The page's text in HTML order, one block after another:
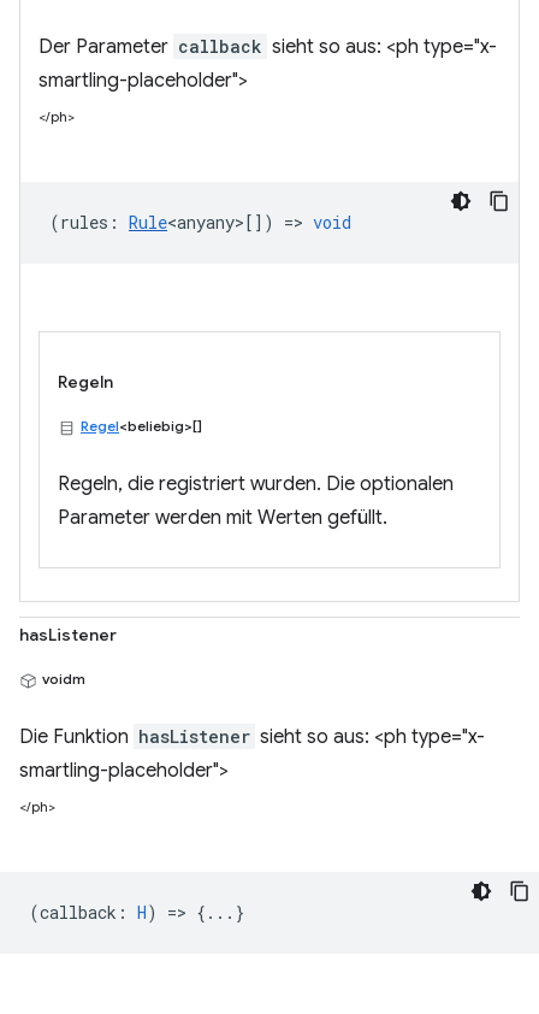
Der Parameter callback sieht so aus: <ph type="x-
smartling-placeholder">
</ph>
(rules : Rule<anyany> []) => void
Regeln
Regel<beliebig>[]
Regeln, die registriert wurden. Die optionalen
Parameter werden mit Werten gefüllt.
hasListener
voidm
Die Funktion hasListener sieht so aus: <ph type="x-
smartling-placeholder">
</ph>
(callback : H) => {...}